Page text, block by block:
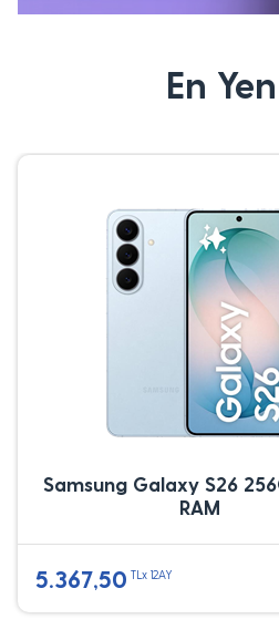
En
Samsung Galaxy S26
RAM
5.367,50 TLx 12AY